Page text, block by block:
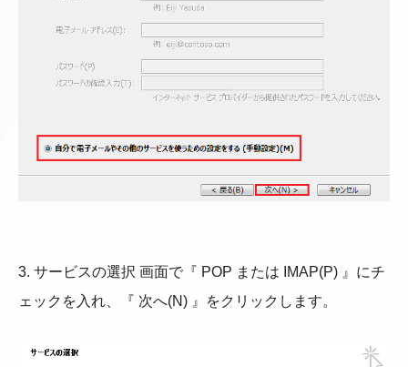
3. サービスの選択 画面で『 POP または IMAP(P) 』にチ
ェックを入れ、『 次へ(N) 』をクリックします。